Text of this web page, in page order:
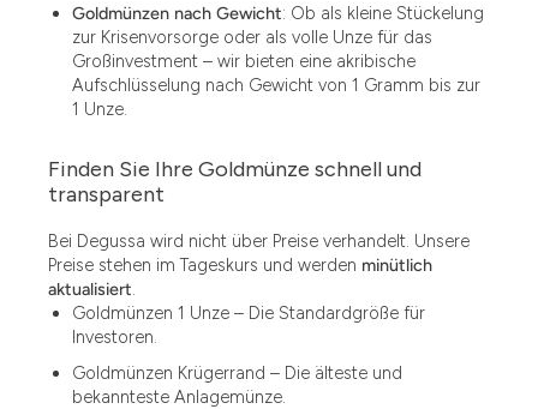
1.49
1.87
12.15
13.77
Goldmünzen nach Gewicht: Ob als kleine Stückelung
zur Krisenvorsorge oder als volle Unze für das
Großinvestment – wir bieten eine akribische
Aufschlüsselung nach Gewicht von 1 Gramm bis zur
1 Unze.
Finden Sie Ihre Goldmünze schnell und
transparent
Bei Degussa wird nicht über Preise verhandelt. Unsere
Preise stehen im Tageskurs und werden minütlich
aktualisiert.
Goldmünzen 1 Unze – Die Standardgröße für
Investoren.
Goldmünzen Krügerrand – Die älteste und
bekannteste Anlagemünze.